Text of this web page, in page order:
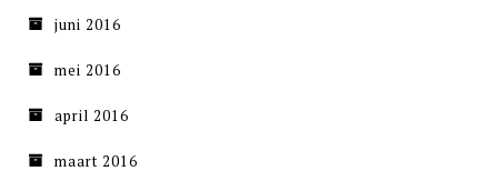
juni 2016
mei 2016
april 2016
maart 2016